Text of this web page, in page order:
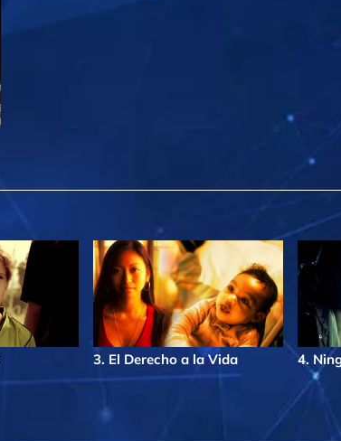
3. El Derecho a la Vida 4.